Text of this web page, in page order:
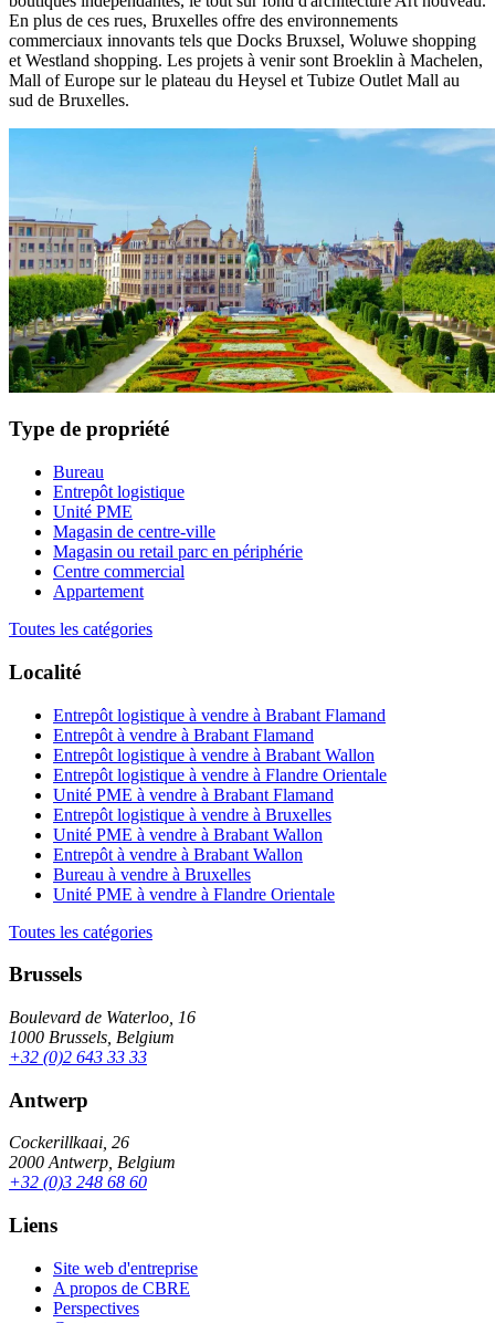
En plus de ces rues, Bruxelles offre des environnements
commerciaux innovants tels que Docks Bruxsel, Woluwe shopping
et Westland shopping. Les projets à venir sont Broeklin à Machelen,
Mall of Europe sur le plateau du Heysel et Tubize Outlet Mall au
sud de Bruxelles.
Type de propriété
Bureau
Entrepôt logistique
Unité PME
Magasin de centre-ville
Magasin ou retail parc en périphérie
Centre commercial
Appartement
Toutes les catégories
Localité
Entrepôt logistique à vendre à Brabant Flamand
Entrepôt à vendre à Brabant Flamand
Entrepôt logistique à vendre à Brabant Wallon
Entrepôt logistique à vendre à Flandre Orientale
Unité PME à vendre à Brabant Flamand
Entrepôt logistique à vendre à Bruxelles
Unité PME à vendre à Brabant Wallon
Entrepôt à vendre à Brabant Wallon
Bureau à vendre à Bruxelles
Unité PME à vendre à Flandre Orientale
Toutes les catégories
Brussels
Boulevard de Waterloo, 16
1000 Brussels, Belgium
+32 (0)2 643 33 33
Antwerp
Cockerillkaai, 26
2000 Antwerp, Belgium
+32 (0)3 248 68 60
Liens
Site web d'entreprise
A propos de CBRE
Perspectives